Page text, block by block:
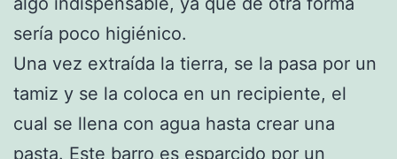
sería poco higiénico.
Una vez extraída la tierra, se la pasa por un
tamiz y se la coloca en un recipiente, el
cual se llena con agua hasta crear una
pasta. Este barro es esparcido por un